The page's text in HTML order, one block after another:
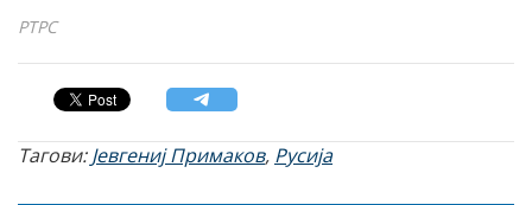
РТРС
Тагови:Јевгениј Примаков, Русија